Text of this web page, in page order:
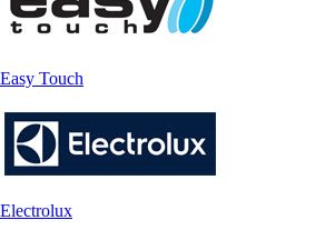
Easy Touch
Electrolux